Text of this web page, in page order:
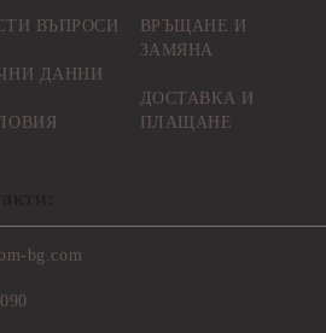
ВЪПРОСИ
ДАННИ
ВРЪЩАНЕ И
ЗАМЯНА
ДОСТАВКА И
ПЛАЩАНЕ
bg.com